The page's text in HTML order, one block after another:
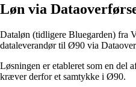
Løn via
Dataløn (tidligere Bluegarden) fra
dataleverandør til Ø90 via
Løsningen er etableret som en del
kræver derfor et samtykke i Ø90.